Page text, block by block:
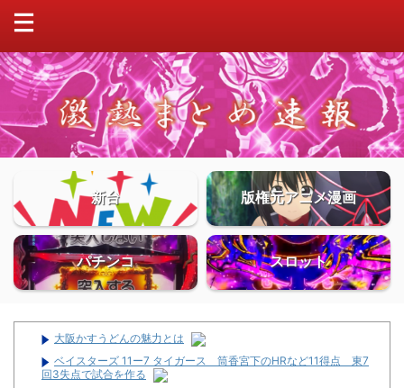
新台 版権元アニメ漫画
パチンコ スロット
大阪かすうどんの魅力とは
ベイスターズ 11ー7 タイガース 筒香宮下のHRなど11得点 東7
回3失点で試合を作る